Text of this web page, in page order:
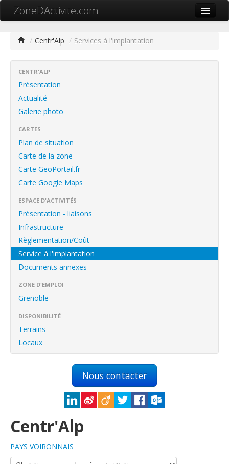
ZoneDActivite.com
Cartographie ZA
Référencer ma zone
Contact
Mon ZA.com
中文
English
Français
Connexion
/ Centr'Alp / Services à l'implantation
CENTR'ALP
Présentation
Actualité
Galerie photo
CARTES
Plan de situation
Carte de la zone
Carte GeoPortail.fr
Carte Google Maps
ESPACE D'ACTIVITÉS
Présentation - liaisons
Infrastructure
Règlementation/Coût
Service à l'implantation
Documents annexes
ZONE D'EMPLOI
Grenoble
DISPONIBILITÉ
Terrains
Locaux
Nous contacter
Centr'Alp
PAYS VOIRONNAIS